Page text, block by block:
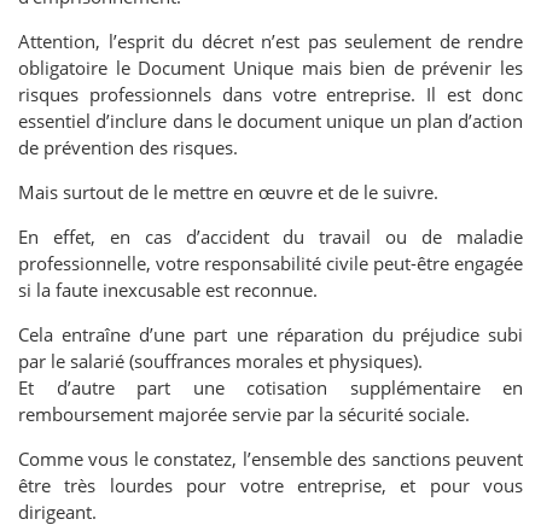
Attention, l’esprit du décret n’est pas seulement de rendre
obligatoire le Document Unique mais bien de prévenir les
risques professionnels dans votre entreprise. Il est donc
essentiel d’inclure dans le document unique un plan d’action
de prévention des risques.
Mais surtout de le mettre en œuvre et de le suivre.
En effet, en cas d’accident du travail ou de maladie
professionnelle, votre responsabilité civile peut-être engagée
si la faute inexcusable est reconnue.
Cela entraîne d’une part une réparation du préjudice subi
par le salarié (souffrances morales et physiques).
Et d’autre part une cotisation supplémentaire en
remboursement majorée servie par la sécurité sociale.
Comme vous le constatez, l’ensemble des sanctions peuvent
être très lourdes pour votre entreprise, et pour vous
dirigeant.